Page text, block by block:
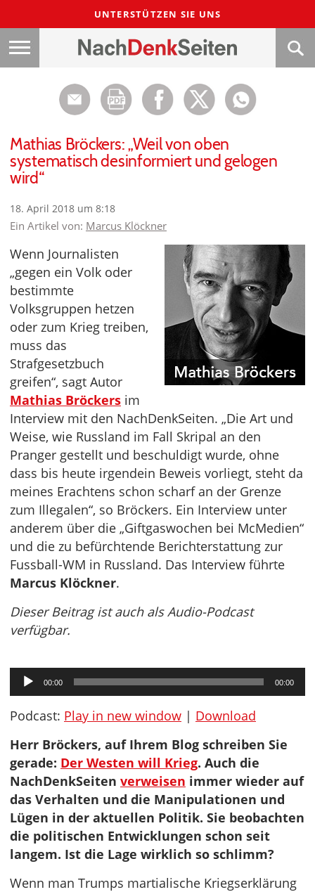
UNTERSTÜTZEN SIE UNS
Mathias Bröckers: „Weil von oben
systematisch desinformiert und gelogen
wird“
18. April 2018 um 8:18
Ein Artikel von: Marcus Klöckner
Wenn Journalisten
„gegen ein Volk oder
bestimmte
Volksgruppen hetzen
oder zum Krieg treiben,
muss das
Strafgesetzbuch
greifen“, sagt Autor
Mathias Bröckers im
Interview mit den NachDenkSeiten. „Die Art und
Weise, wie Russland im Fall Skripal an den
Pranger gestellt und beschuldigt wurde, ohne
dass bis heute irgendein Beweis vorliegt, steht da
meines Erachtens schon scharf an der Grenze
zum Illegalen“, so Bröckers. Ein Interview unter
anderem über die „Giftgaswochen bei McMedien“
und die zu befürchtende Berichterstattung zur
Fussball-WM in Russland. Das Interview führte
Marcus Klöckner.
Dieser Beitrag ist auch als Audio-Podcast
verfügbar.
Audio-
Player
00:00 00:00
Podcast: Play in new window | Download
Herr Bröckers, auf Ihrem Blog schreiben Sie
gerade: Der Westen will Krieg. Auch die
NachDenkSeiten verweisen immer wieder auf
das Verhalten und die Manipulationen und
Lügen in der aktuellen Politik. Sie beobachten
die politischen Entwicklungen schon seit
langem. Ist die Lage wirklich so schlimm?
Wenn man Trumps martialische Kriegserklärung